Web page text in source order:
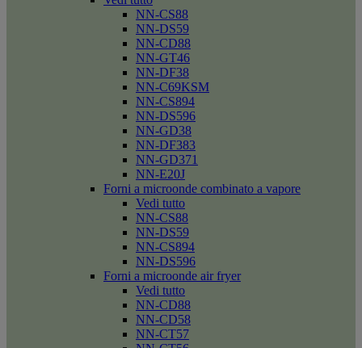
NN-CS88
NN-DS59
NN-CD88
NN-GT46
NN-DF38
NN-C69KSM
NN-CS894
NN-DS596
NN-GD38
NN-DF383
NN-GD371
NN-E20J
Forni a microonde combinato a vapore
Vedi tutto
NN-CS88
NN-DS59
NN-CS894
NN-DS596
Forni a microonde air fryer
Vedi tutto
NN-CD88
NN-CD58
NN-CT57